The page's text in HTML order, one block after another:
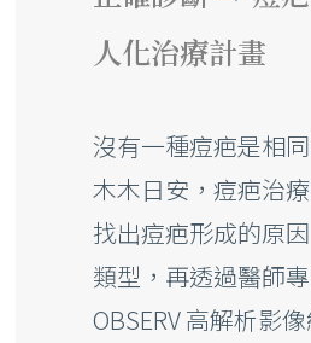
人化治療計畫
沒有一種痘疤是相
木木日安，痘疤治
找出痘疤形成的原
類型，再透過醫師
OBSERV 高解析影